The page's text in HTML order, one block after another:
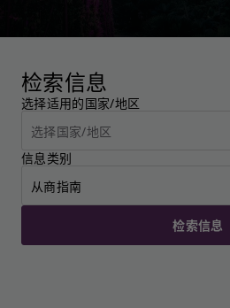
检索信息
选择适用的国家/地区
信息类别
检索信息